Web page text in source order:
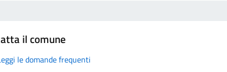
il comune
le domande frequenti